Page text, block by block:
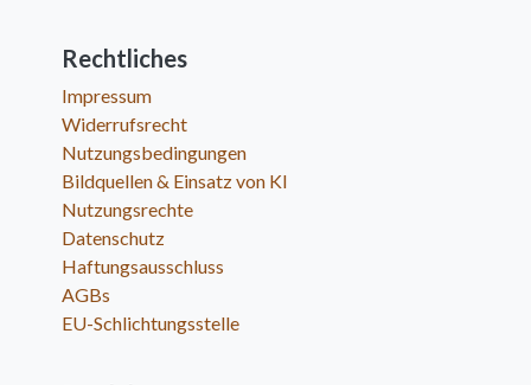
Rechtliches
Impressum
Widerrufsrecht
Nutzungsbedingungen
Bildquellen & Einsatz von KI
Nutzungsrechte
Datenschutz
Haftungsausschluss
AGBs
EU-Schlichtungsstelle